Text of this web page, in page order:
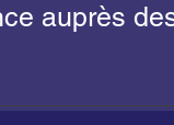
auprès
compte